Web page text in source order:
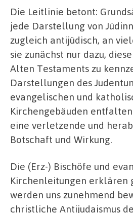
Die Leitlinie betont:
jede Darstellung von
zugleich antijüdisch, an
sie zunächst nur dazu,
Alten Testaments zu
Darstellungen des
evangelischen und
Kirchengebäuden
eine verletzende und
Botschaft und Wirkung.
Die (Erz-) Bischöfe und
Kirchenleitungen erklären
werden uns zunehmend
christliche Antijudaismus